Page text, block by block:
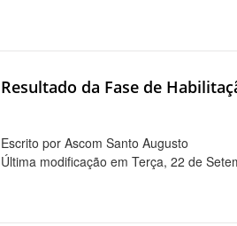
Resultado da Fase de
Escrito por Ascom Santo Augusto
Última modificação em Terça, 22 de